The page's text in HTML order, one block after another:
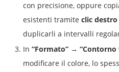
con precisione, oppure
esistenti tramite clic
duplicarli a intervalli
In “Formato” → “Contorno
modificare il colore, lo